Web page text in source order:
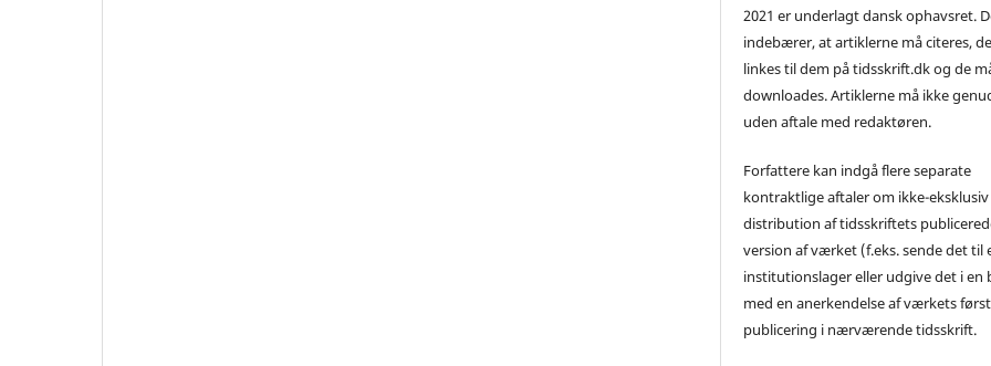
2021 er underlagt dansk ophavsret.
indebærer, at artiklerne må citeres,
linkes til dem på tidsskrift.dk og de
downloades. Artiklerne må ikke
uden aftale med redaktøren.
Forfattere kan indgå flere separate
kontraktlige aftaler om ikke-eksklusiv
distribution af tidsskriftets
version af værket (f.eks. sende det til
institutionslager eller udgive det i en
med en anerkendelse af værkets
publicering i nærværende tidsskrift.